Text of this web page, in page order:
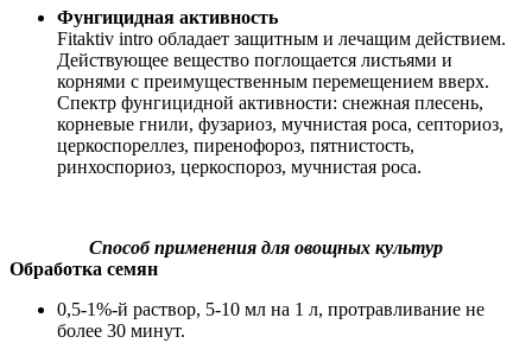
Фунгицидная активность
Fitaktiv intro обладает защитным и лечащим действием.
Действующее вещество поглощается листьями и
корнями с преимущественным перемещением вверх.
Спектр фунгицидной активности: снежная плесень,
корневые гнили, фузариоз, мучнистая роса, септориоз,
церкоспореллез, пиренофороз, пятнистость,
ринхоспориоз, церкоспороз, мучнистая роса.
Способ применения для овощных культур
Обработка семян
0,5-1%-й раствор, 5-10 мл на 1 л, протравливание не
более 30 минут.